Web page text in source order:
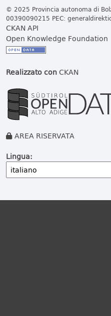
© 2025 Provincia autonoma di
00390090215 PEC:
CKAN API
Open Knowledge Foundation
Realizzato conCKAN
AREA RISERVATA
Lingua